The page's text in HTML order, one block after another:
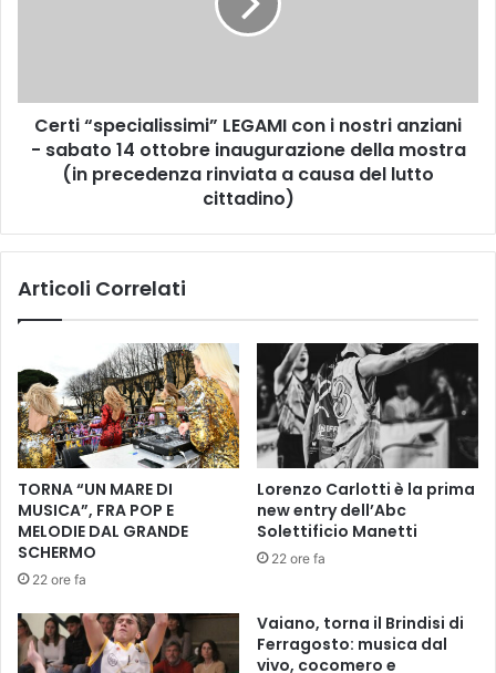
o
t
t
b
e
/
d
i
c
e
m
b
r
e
0
e
s
i
E
G
A
M
c
o
i
n
o
s
Certi “specialissimi” LEGAMI con i nostri anziani
- sabato 14 ottobre inaugurazione della mostra
(in precedenza rinviata a causa del lutto
cittadino)
Articoli Correlati
TORNA “UN MARE DI
MUSICA”, FRA POP E
MELODIE DAL GRANDE
SCHERMO
22 ore fa
Lorenzo Carlotti è la prima
new entry dell’Abc
Solettificio Manetti
22 ore fa
Vaiano, torna il Brindisi di
Ferragosto: musica dal
vivo, cocomero e